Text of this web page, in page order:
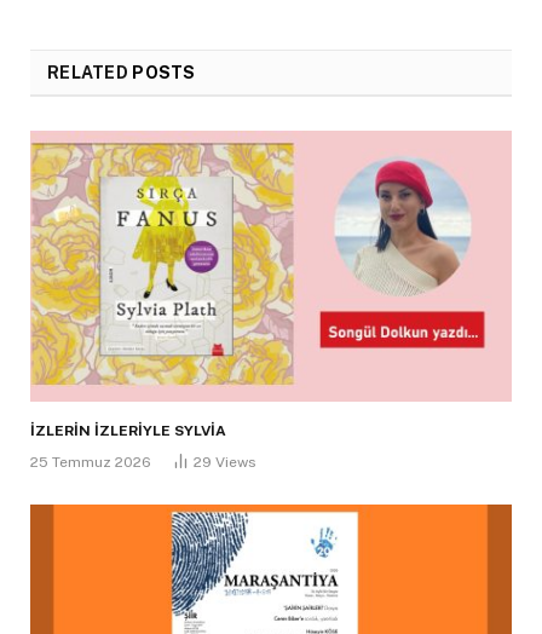
RELATED POSTS
İZLERİN İZLERİYLE SYLVİA
25 Temmuz 2026
29 Views